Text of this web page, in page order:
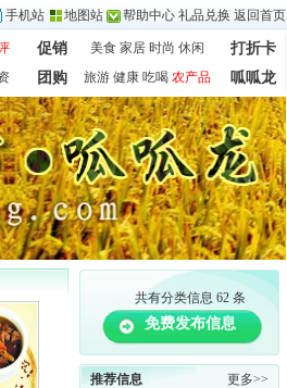
手机站 地图站 帮助中心 礼品兑换 返回首页
促销 美食 家居 时尚 休闲
打折卡
团购 旅游 健康 吃喝 农产品 呱呱龙
共有分类信息 62 条
免费发布信息
更多>>
推荐信息